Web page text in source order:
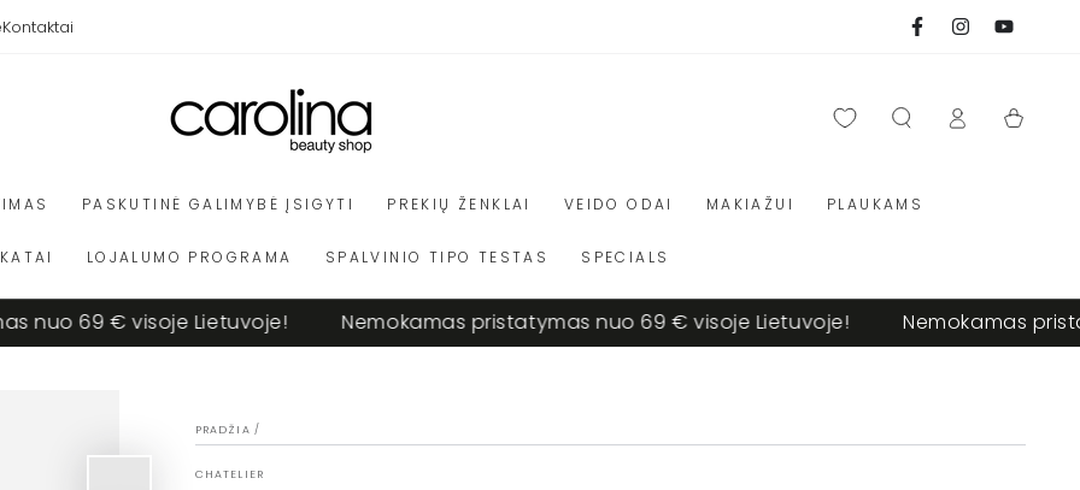
Kontaktai
FacebookInstagram
Youtube
PASKUTINĖ GALIMYBĖ ĮSIGYTI PREKIŲ ŽENKLAI VEIDO ODAI MAKIAŽUI PLAUKAMS
LOJALUMO PROGRAMA SPALVINIO TIPO TESTAS SPECIALS
PrisijungtiKrepšelis
nuo 69 € visoje Lietuvoje! Nemokamas pristatymas nuo 69 € visoje Lietuvoje! Nemokamas
PRADŽIA /
CHATELIER